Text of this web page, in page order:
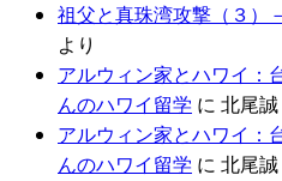
祖父と真珠湾攻撃（３）
より
アルウィン家とハワイ：
んのハワイ留学 に 北尾誠
アルウィン家とハワイ：
んのハワイ留学 に 北尾誠